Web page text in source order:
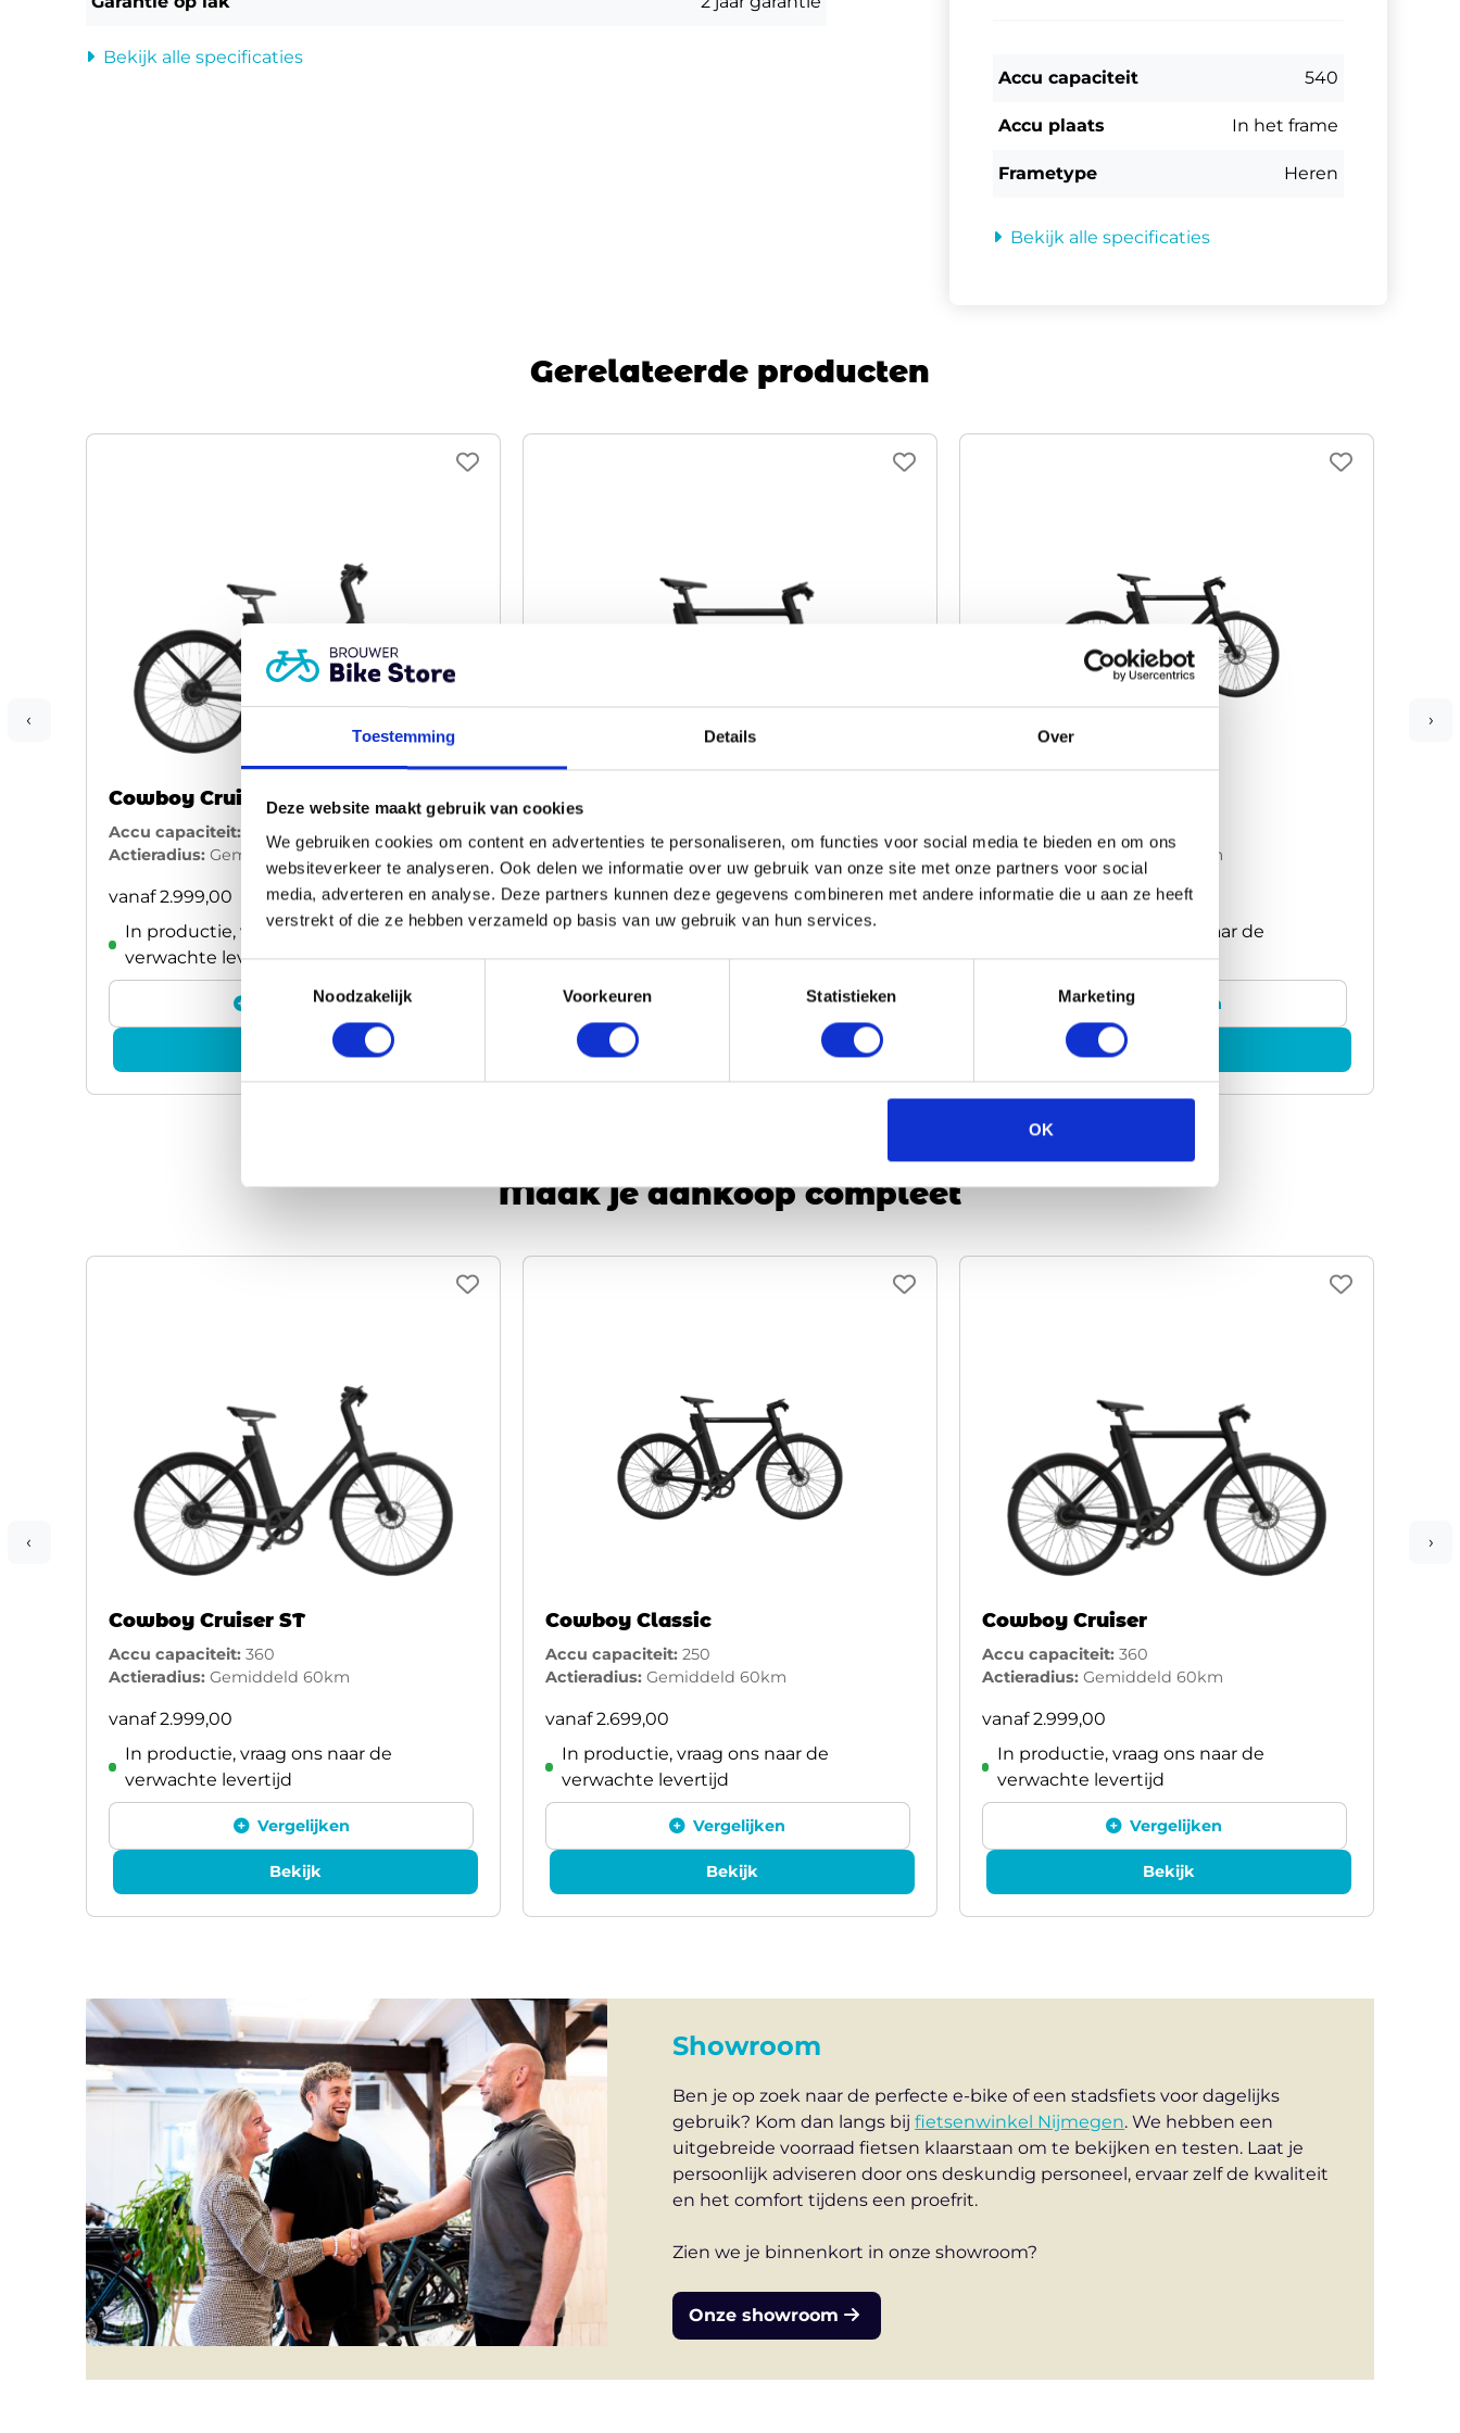
Toestemming Details Over
Deze website maakt gebruik van cookies
We gebruiken cookies om content en advertenties te personaliseren, om functies voor social media te bieden en om ons
websiteverkeer te analyseren. Ook delen we informatie over uw gebruik van onze site met onze partners voor social
media, adverteren en analyse. Deze partners kunnen deze gegevens combineren met andere informatie die u aan ze heeft
verstrekt of die ze hebben verzameld op basis van uw gebruik van hun services.
Noodzakelijk
Voorkeuren Statistieken Marketing
OK
De Cross biedt dan ook een soepele rit in de stad en een leuke, reactieve rit
onzichtbare lasnaden, hoogwaardige onderdelen en materialen resulteren in strakke
lijnen. Met zijn goed grijpende snelbinders kan de robuuste, geïntegreerde
Bekijk alle specificaties
Accu capaciteit 540
Accu plaats In het frame
Frametype Heren
Bekijk alle specificaties
Gerelateerde producten
Cowboy Cruiser ST
Accu capaciteit:
360
Actieradius: Gemiddeld 60km
vanaf2.999,00
In productie, vraag ons naar de
verwachte levertijd
Vergelijken
Cowboy Cruiser
Accu capaciteit:
Actieradius: Gemiddeld 60km
vanaf2.999,00
In productie, vraag ons naar de
verwachte levertijd
Accu capaciteit:
Actieradius: Gemiddeld 60km
vanaf2.699,00
In productie, vraag ons naar de
verwachte levertijd
Vergelijken
‹ ›
Maak je aankoop compleet
Cowboy Cruiser ST
Accu capaciteit: 360
Actieradius: Gemiddeld 60km
vanaf2.999,00
In productie, vraag ons naar de
verwachte levertijd
Vergelijken
Bekijk
Cowboy Classic
Accu capaciteit: 250
Actieradius: Gemiddeld 60km
vanaf2.699,00
In productie, vraag ons naar de
verwachte levertijd
Vergelijken
Bekijk
Cowboy Cruiser
Accu capaciteit: 360
Actieradius: Gemiddeld 60km
vanaf2.999,00
In productie, vraag ons naar de
verwachte levertijd
Vergelijken
Bekijk
‹ ›
Showroom
Ben je op zoek naar de perfecte e-bike of een stadsfiets voor dagelijks
gebruik? Kom dan langs bijfietsenwinkel Nijmegen. We hebben een
uitgebreide voorraad fietsen klaarstaan om te bekijken en testen. Laat je
persoonlijk adviseren door ons deskundig personeel, ervaar zelf de kwaliteit
en het comfort tijdens een proefrit.
Zien we je binnenkort in onze showroom?
Onze showroom